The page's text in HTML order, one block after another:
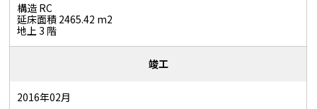
構造 RC
延床面積 2465.42 m2
地上 3 階
竣工
2016年02月